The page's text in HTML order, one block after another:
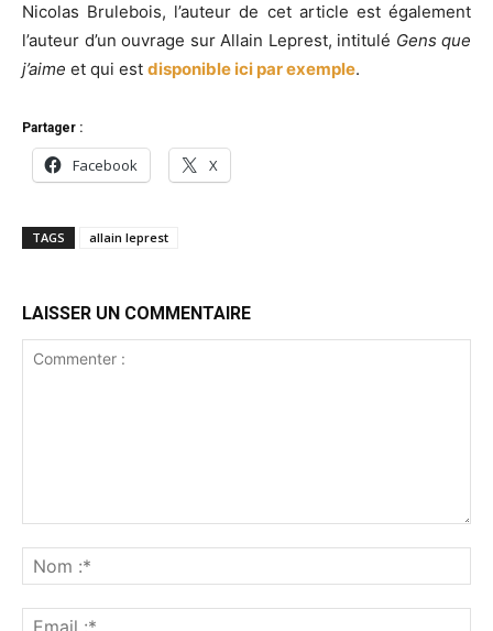
Nicolas Brulebois, l’auteur de cet article est également
l’auteur d’un ouvrage sur Allain Leprest, intitulé Gens que
j’aime et qui est disponible ici par exemple.
Partager :
Facebook X
TAGS allain leprest
LAISSER UN COMMENTAIRE